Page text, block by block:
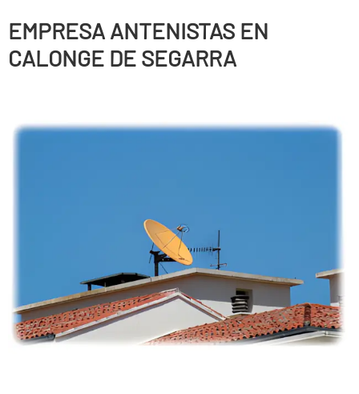
EMPRESA ANTENISTAS EN
CALONGE DE SEGARRA